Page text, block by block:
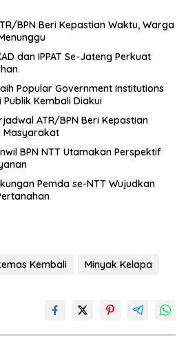
BPN Beri Kepastian Waktu, Warga
dan IPPAT Se-Jateng Perkuat
Popular Government Institutions
Kembali Diakui
ATR/BPN Beri Kepastian
Masyarakat
BPN NTT Utamakan Perspektif
Pemda se-NTT Wujudkan
Kembali Minyak Kelapa